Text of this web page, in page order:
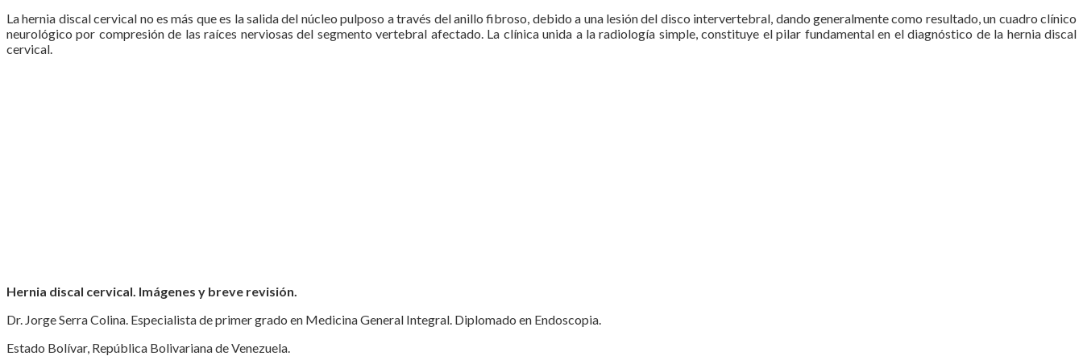
La hernia discal cervical no es más que es la salida del núcleo pulposo a través del anillo fibroso, debido a una lesión del disco intervertebral, dando generalmente como resultado, un cuadro clínico
neurológico por compresión de las raíces nerviosas del segmento vertebral afectado. La clínica unida a la radiología simple, constituye el pilar fundamental en el diagnóstico de la hernia discal
cervical.
Hernia discal cervical. Imágenes y breve revisión.
Dr. Jorge Serra Colina. Especialista de primer grado en Medicina General Integral. Diplomado en Endoscopia.
Estado Bolívar, República Bolivariana de Venezuela.